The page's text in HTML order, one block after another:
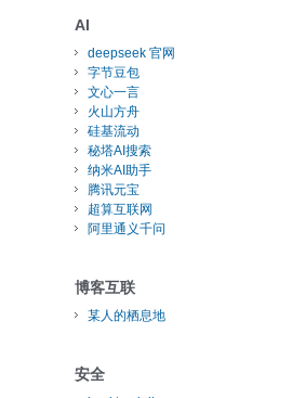
AI
deepseek 官网
字节豆包
文心一言
火山方舟
硅基流动
秘塔AI搜索
纳米AI助手
腾讯元宝
超算互联网
阿里通义千问
博客互联
某人的栖息地
安全